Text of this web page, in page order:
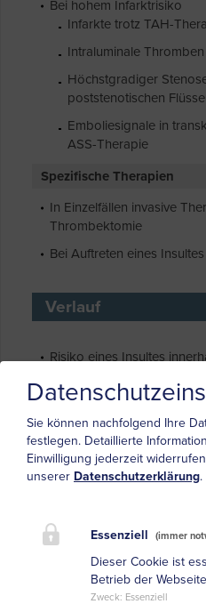
Bei hohem Infarktrisiko
Infarkte trotz TAH-
Intraluminale Thromben
Höchstgradiger
poststenotischen
Emboliesignale in
ASS-Therapie
Spezifische Therapien
In Einzelfällen invasive
Thrombektomie
Bei Auftreten eines
Verlauf
Risiko eines Insultes
Rekanalisation bei
innerhalb von 3-6
Kontrollen der
Initial engmaschig (mind.
Kontrolle der Gegenseite
Verlauf möglich!)
Sie können nachfolgend Ihre
festlegen. Detaillierte
Einwilligung jederzeit
unserer Datenschutzerklärung.
Essenziell (immer
Dieser Cookie ist
Betrieb der
Zweck: Essenziell